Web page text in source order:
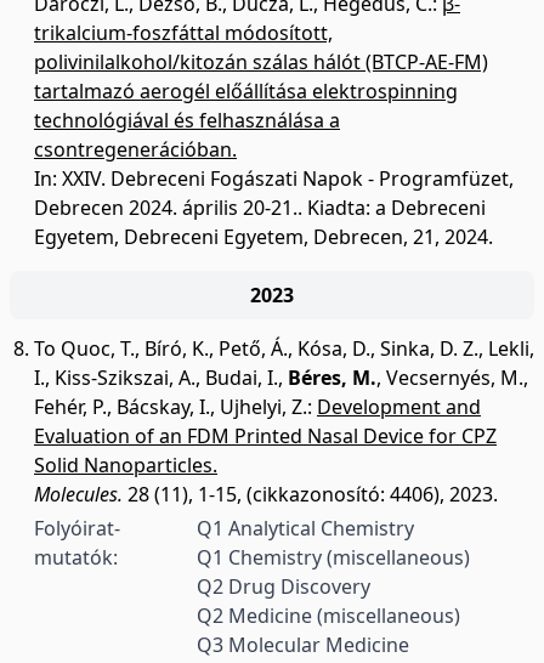
trikalcium-foszfáttal módosított,
polivinilalkohol/kitozán szálas hálót (BTCP-AE-FM)
tartalmazó aerogél előállítása elektrospinning
technológiával és felhasználása a
csontregenerációban.
In: XXIV. Debreceni Fogászati Napok - Programfüzet,
Debrecen 2024. április 20-21.. Kiadta: a Debreceni
Egyetem, Debreceni Egyetem, Debrecen, 21, 2024.
2023
To Quoc, T., Bíró, K., Pető, Á., Kósa, D., Sinka, D. Z., Lekli,
I., Kiss-Szikszai, A., Budai, I., Béres, M., Vecsernyés, M.,
Fehér, P., Bácskay, I., Ujhelyi, Z.: Development and
Evaluation of an FDM Printed Nasal Device for CPZ
Solid Nanoparticles.
Molecules. 28 (11), 1-15, (cikkazonosító: 4406), 2023.
Folyóirat-
mutatók:
Q1 Analytical Chemistry
Q1 Chemistry (miscellaneous)
Q2 Drug Discovery
Q2 Medicine (miscellaneous)
Q3 Molecular Medicine